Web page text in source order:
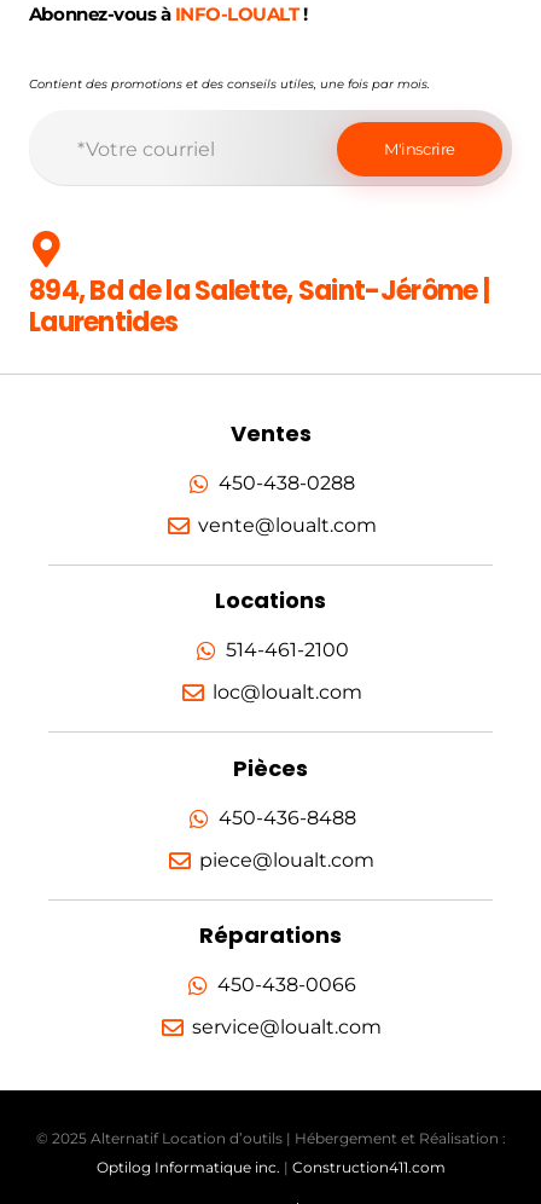
Abonnez-vous à INFO-LOUALT!
Contient des promotions et des conseils utiles, une fois par mois.
894, Bd de la Salette, Saint-Jérôme |
Laurentides
Ventes
450-438-0288
vente@loualt.com
Locations
514-461-2100
loc@loualt.com
Pièces
450-436-8488
piece@loualt.com
Réparations
450-438-0066
service@loualt.com
© 2025 Alternatif Location d’outils | Hébergement et Réalisation :
Optilog Informatique inc. | Construction411.com